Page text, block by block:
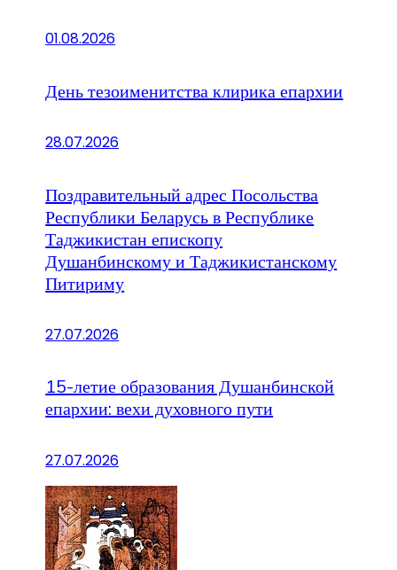
01.08.2026
День тезоименитства клирика епархии
28.07.2026
Поздравительный адрес Посольства
Республики Беларусь в Республике
Таджикистан епископу
Душанбинскому и Таджикистанскому
Питириму
27.07.2026
15-летие образования Душанбинской
епархии: вехи духовного пути
27.07.2026